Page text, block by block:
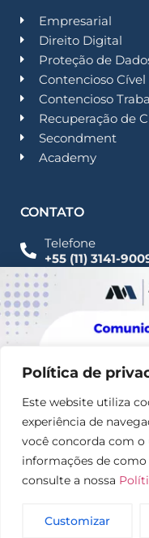
Política de
Este website utiliza
experiência de
você concorda com o
informações de como
consulte a nossa
Customizar
Empresarial
Direito Digital
Proteção de
Contencioso Cível
Contencioso
Recuperação de
Secondment
Academy
CONTATO
Telefone
+55 (11) 3141-
Imprensa
Fale Conosco
Alameda
SP
© 2025 – Assis e